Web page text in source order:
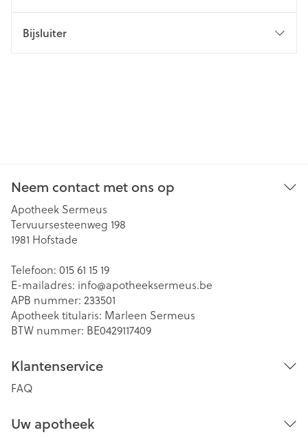
Bijsluiter
Neem contact met ons op
Apotheek Sermeus
Tervuursesteenweg 198
1981 Hofstade
Telefoon: 015 61 15 19
E-mailadres: info@apotheeksermeus.be
APB nummer: 233501
Apotheek titularis: Marleen Sermeus
BTW nummer: BE0429117409
Klantenservice
FAQ
Uw apotheek